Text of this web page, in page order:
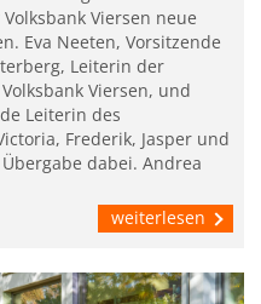
Viersen neue
Eva Neeten, Vorsitzende
Leiterin der
Viersen, und
Leiterin des
Frederik, Jasper und
dabei. Andrea
weiterlesen